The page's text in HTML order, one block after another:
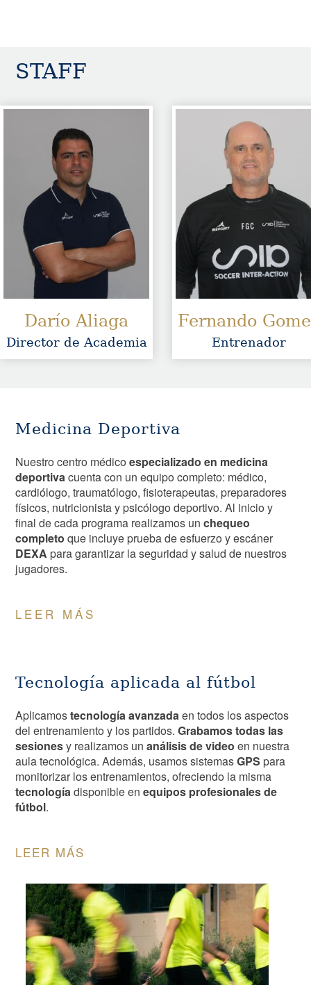
STAFF
Darío Aliaga
Director de Academia
Fernando
Entrenador
Medicina Deportiva
Nuestro centro médicoespecializado en medicina
deportivacuenta con un equipo completo: médico,
cardiólogo, traumatólogo, fisioterapeutas, preparadores
físicos, nutricionista y psicólogo deportivo. Al inicio y
final de cada programa realizamos unchequeo
completo que incluye prueba de esfuerzo y escáner
DEXA para garantizar la seguridad y salud de nuestros
jugadores.
LEER MÁS
Tecnología aplicada al fútbol
Aplicamostecnología avanzadaen todos los aspectos
del entrenamiento y los partidos.Grabamos todas las
sesionesy realizamos unanálisis de video en nuestra
aula tecnológica. Además, usamos sistemasGPSpara
monitorizar los entrenamientos, ofreciendo la misma
tecnologíadisponible en equipos profesionales de
fútbol.
LEER MÁS